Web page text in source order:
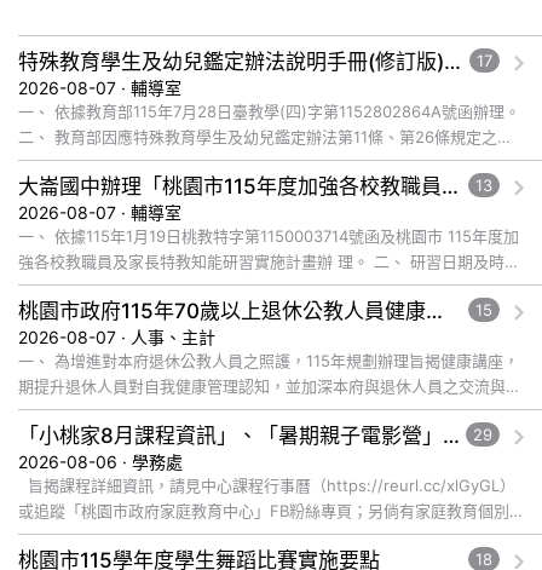
特殊教育學生及幼兒鑑定辦法說明手冊(修訂版)與學習障礙鑑定說明影片已公告於全國特殊教育資訊網，請自行上網觀看或下載運用 17
2026-08-07 · 輔導室
一、 依據教育部115年7月28日臺教學(四)字第1152802864A號函辦理。
二、 教育部因應特殊教育學生及幼兒鑑定辦法第11條、第26條規定之修
正，為協助各教育階段教師、學生、家長及主管機關... 觀看完整文章
大崙國中辦理「桃園市115年度加強各校教職員及家長特教知能研習」，鼓勵教師、特教助理員、家長踴躍報名參加 13
2026-08-07 · 輔導室
一、 依據115年1月19日桃教特字第1150003714號函及桃園市 115年度加
強各校教職員及家長特教知能研習實施計畫辦 理。 二、 研習日期及時
間：115年8月28日(五)上午9:00-12:... 觀看完整文章
桃園市政府115年70歲以上退休公教人員健康講座「吃得安心，動得舒心」，歡迎退休同仁踴躍參加 15
2026-08-07 · 人事、主計
一、 為增進對本府退休公教人員之照護，115年規劃辦理旨揭健康講座，
期提升退休人員對自我健康管理認知，並加深本府與退休人員之交流與情
誼，講座內容說明如下： (一) 辦理日期及地點： １、 ... 觀看完整文章
「小桃家8月課程資訊」、「暑期親子電影營」、「祖孫樂淘桃」、「愛『原原』不絕-親子共學同樂會」 29
2026-08-06 · 學務處
或追蹤「桃園市政府家庭教育中心」FB粉絲專頁；另倘有家庭教育個別
化服務需求，可撥打41281... 觀看完整文章
桃園市115學年度學生舞蹈比賽實施要點 18